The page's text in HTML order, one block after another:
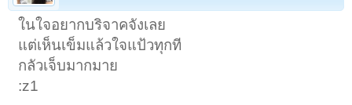
ในใจอยากบริจาคจังเลย
แต่เห็นเข็มแล้วใจแป้วทุกที
กลัวเจ็บมากมาย
:z1